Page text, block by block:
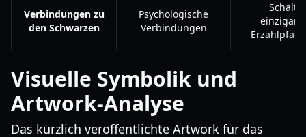
Verbindungen zu
den Schwarzen
Psychologische
Verbindungen
Schaltet
Visuelle Symbolik und
Artwork-Analyse
Das kürzlich veröffentlichte Artwork für das